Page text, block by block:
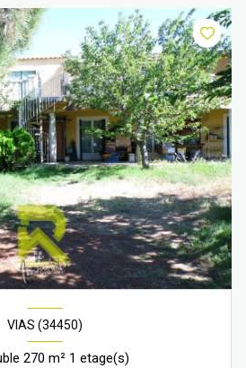
VIAS (34450)
Immeuble 270 m² 1 etage(s)